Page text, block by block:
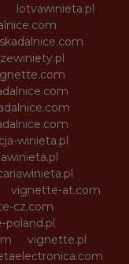
lotvawinieta.pl
winieta.pl
vignette-at.com
cz.com
poland.pl
vignette.pl